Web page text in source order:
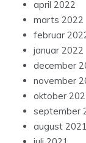
april 2022
marts 2022
februar
januar 2022
december
november
oktober
september
august 2021